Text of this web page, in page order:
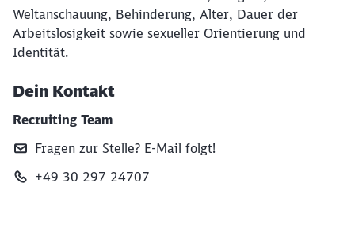
Weltanschauung, Behinderung, Alter, Dauer der
Arbeitslosigkeit sowie sexueller Orientierung und
Identität.
Dein Kontakt
Recruiting Team
Fragen zur Stelle? E‑Mail folgt!
+49 30 297 24707